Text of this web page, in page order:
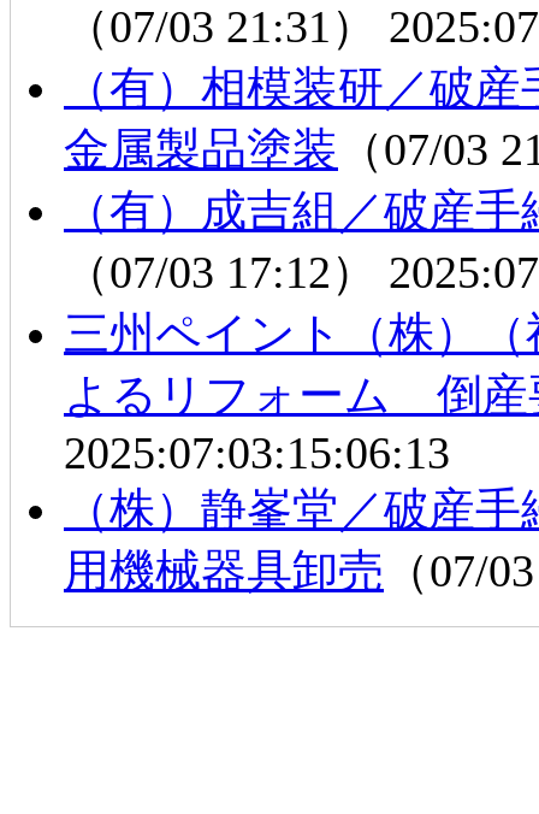
（07/03 21:31）
（有）相模装研／
金属製品塗装 （07/03
（有）成吉組／破産
（07/03 17:12）
三州ペイント（株）
よるリフォーム 倒産
2025:07:03:15:06:13
（株）静峯堂／破産
用機械器具卸売 （07/